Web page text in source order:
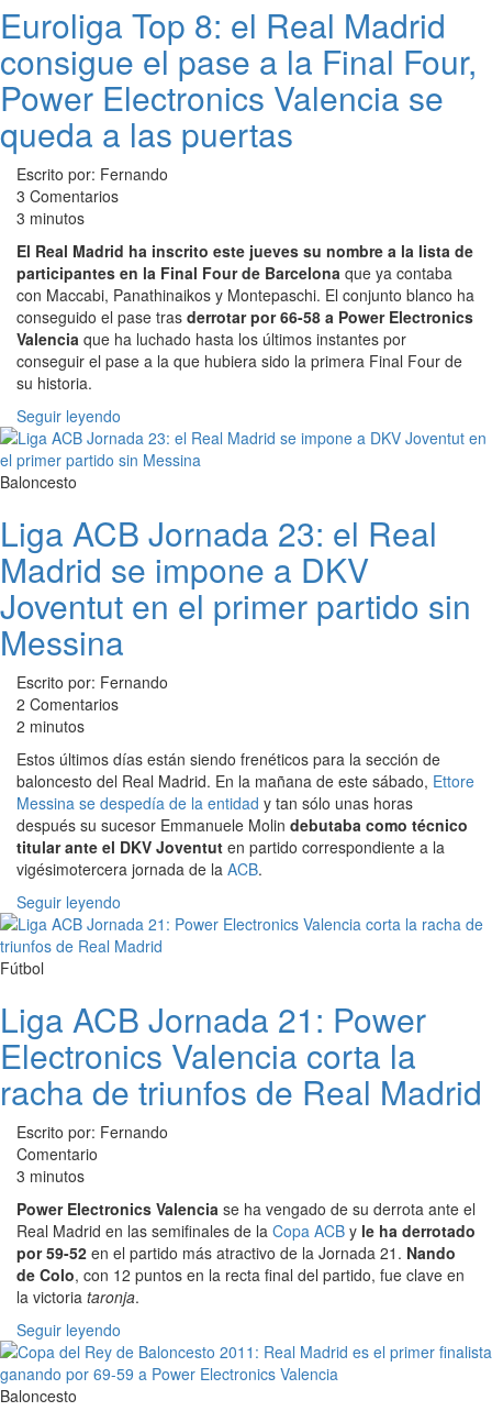
Euroliga Top 8: el Real Madrid
consigue el pase a la Final Four,
Power Electronics Valencia se
queda a las puertas
Escrito por: Fernando
3 Comentarios
3 minutos
El Real Madrid ha inscrito este jueves su nombre a la lista de
participantes en la Final Four de Barcelona que ya contaba
con Maccabi, Panathinaikos y Montepaschi. El conjunto blanco ha
conseguido el pase tras derrotar por 66-58 a Power Electronics
Valencia que ha luchado hasta los últimos instantes por
conseguir el pase a la que hubiera sido la primera Final Four de
su historia.
Seguir leyendo
Baloncesto
Liga ACB Jornada 23: el Real
Madrid se impone a DKV
Joventut en el primer partido sin
Messina
Escrito por: Fernando
2 Comentarios
2 minutos
Estos últimos días están siendo frenéticos para la sección de
baloncesto del Real Madrid. En la mañana de este sábado, Ettore
Messina se despedía de la entidad y tan sólo unas horas
después su sucesor Emmanuele Molin debutaba como técnico
titular ante el DKV Joventut en partido correspondiente a la
vigésimotercera jornada de la ACB.
Seguir leyendo
Fútbol
Liga ACB Jornada 21: Power
Electronics Valencia corta la
racha de triunfos de Real Madrid
Escrito por: Fernando
Comentario
3 minutos
Power Electronics Valencia se ha vengado de su derrota ante el
Real Madrid en las semifinales de la Copa ACB y le ha derrotado
por 59-52 en el partido más atractivo de la Jornada 21. Nando
de Colo, con 12 puntos en la recta final del partido, fue clave en
la victoria taronja.
Seguir leyendo
Baloncesto